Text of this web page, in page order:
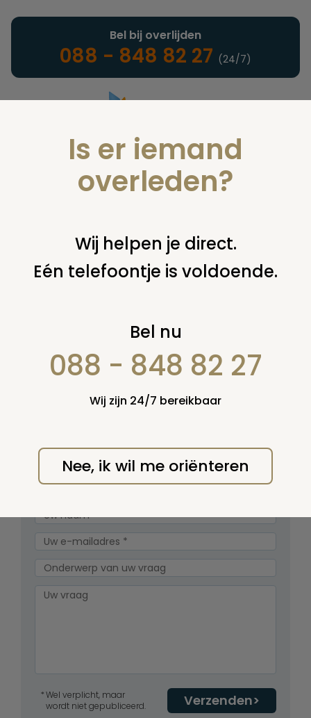
Landelijke uitvaartonderneming
Bel bij overlijden
088 - 848 82 27 (24/7)
U bent hier: home notarieel estate planning
Estate planning
Rubrieken
Maak een keuze uit de onderstaande rubrieken:
Overdracht ouderlijk huis aan kinderen
Spelregels
Stel zelf een vraag
Verzenden
Wel verplicht, maar
wordt niet gepubliceerd.
Is er iemand
overleden?
Wij helpen je direct.
Eén telefoontje is voldoende.
Bel nu
088 - 848 82 27
Wij zijn 24/7 bereikbaar
Nee, ik wil me oriënteren